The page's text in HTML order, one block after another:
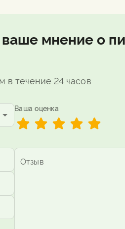
мнение о
в течение 24 часов
Ваша оценка
Отзыв